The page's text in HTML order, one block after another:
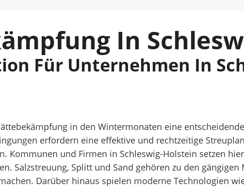
In
Für Unternehmen In
in den Wintermonaten eine
erfordern eine effektive und rechtzeitige
Kommunen und Firmen in Schleswig-Holstein setzen
Salzstreuung, Splitt und Sand gehören zu den
Darüber hinaus spielen moderne Technologien